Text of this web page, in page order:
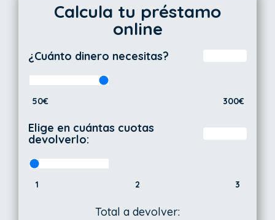
Calcula tu préstamo
online
¿Cuánto dinero necesitas?
50€ 300€
Elige en cuántas cuotas
devolverlo:
1 2 3
Total a devolver: